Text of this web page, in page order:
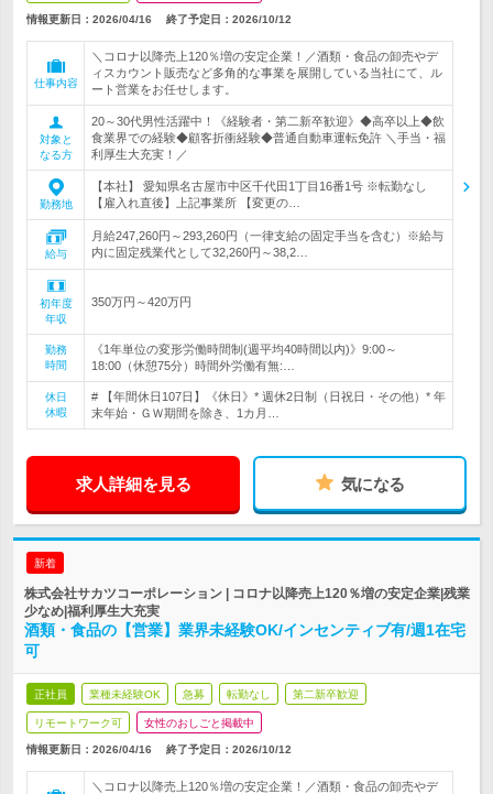
情報更新日：2026/04/16 終了予定日： 2026/10/12
仕事内容
＼コロナ以降売上120％増の安定企業！／酒類・食品の卸売やデ
ィスカウント販売など多角的な事業を展開している当社にて、ル
ート営業をお任せします。
対象と
なる方
20～30代男性活躍中！《経験者・第二新卒歓迎》◆高卒以上◆飲
食業界での経験◆顧客折衝経験◆普通自動車運転免許 ＼手当・福
利厚生大充実！／
勤務地
【本社】 愛知県名古屋市中区千代田1丁目16番1号 ※転勤なし
【雇入れ直後】上記事業所 【変更の…
給与
月給247,260円～293,260円（一律支給の固定手当を含む）※給与
内に固定残業代として32,260円～38,2…
初年度
年収
350万円～420万円
勤務
時間
《1年単位の変形労働時間制(週平均40時間以内)》9:00～
18:00（休憩75分）時間外労働有無:…
休日
休暇
# 【年間休日107日】《休日》* 週休2日制（日祝日・その他）* 年
末年始・ＧＷ期間を除き、1カ月…
求人詳細を見る 気になる
新着
株式会社サカツコーポレーション | コロナ以降売上120％増の安定企業|残業
少なめ|福利厚生大充実
酒類・食品の【営業】業界未経験OK/インセンティブ有/週1在宅
可
正社員 業種未経験OK 急募 転勤なし 第二新卒歓迎
リモートワーク可 女性のおしごと掲載中
情報更新日：2026/04/16 終了予定日： 2026/10/12
＼コロナ以降売上120％増の安定企業！／酒類・食品の卸売やデ